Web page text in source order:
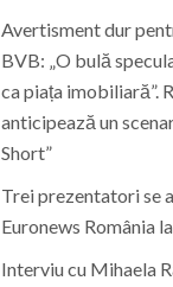
Avertisment dur
BVB: „O bulă
ca piața imobiliară”.
anticipează un
Short”
Trei prezentatori se
Euronews România
Interviu cu Mihaela